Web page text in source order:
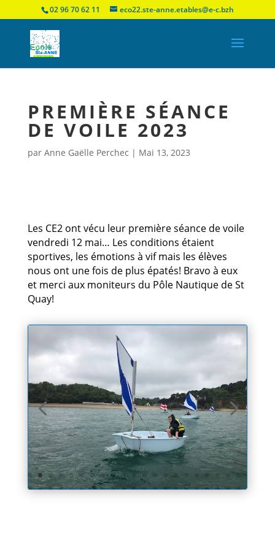
02 96 70 62 11 eco22.ste-anne.etables@e-c.bzh
PREMIÈRE SÉANCE
DE VOILE 2023
par Anne Gaëlle Perchec | Mai 13, 2023
Les CE2 ont vécu leur première séance de voile
vendredi 12 mai… Les conditions étaient
sportives, les émotions à vif mais les élèves
nous ont une fois de plus épatés! Bravo à eux
et merci aux moniteurs du Pôle Nautique de St
Quay!